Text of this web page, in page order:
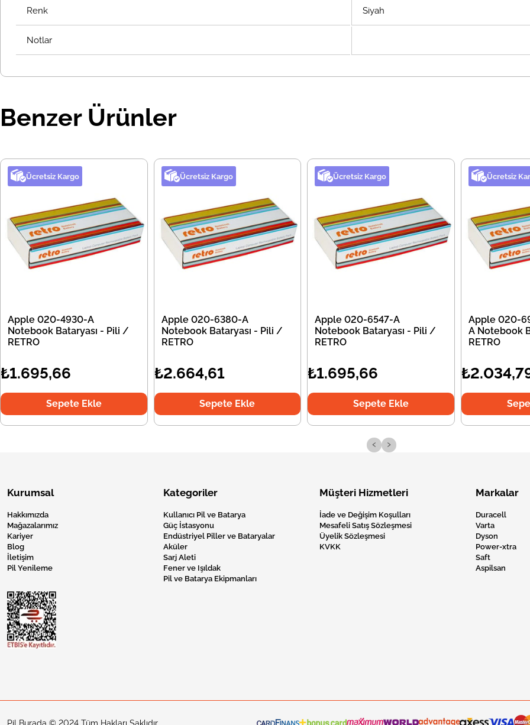
Renk Siyah
Notlar
Benzer Ürünler
Ücretsiz Kargo
Apple 020-4930-A
Notebook Bataryası - Pili /
RETRO
₺1.695,66
Sepete Ekle
Ücretsiz Kargo
Apple 020-6380-A
Notebook Bataryası - Pili /
RETRO
₺2.664,61
Sepete Ekle
Ücretsiz Kargo
Apple 020-6547-A
Notebook Bataryası - Pili /
RETRO
₺1.695,66
Sepete Ekle
Ücretsiz
Apple 020-
A Notebook
RETRO
‹ ›
Kurumsal
Hakkımızda
Mağazalarımız
Kariyer
Blog
İletişim
Pil Yenileme
Kategoriler
Kullanıcı Pil ve Batarya
Güç İstasyonu
Endüstriyel Piller ve Bataryalar
Aküler
Sarj Aleti
Fener ve Işıldak
Pil ve Batarya Ekipmanları
Müşteri Hizmetleri
İade ve Değişim Koşulları
Mesafeli Satış Sözleşmesi
Üyelik Sözleşmesi
KVKK
Markalar
Duracell
Varta
Dyson
Power-xtra
Saft
Aspilsan